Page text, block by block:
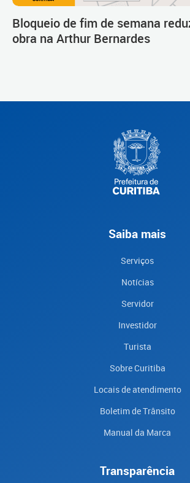
Bloqueio de fim de semana
obra na Arthur Bernardes
Saiba mais
Serviços
Notícias
Servidor
Investidor
Turista
Sobre Curitiba
Locais de atendimento
Boletim de Trânsito
Manual da Marca
Transparência